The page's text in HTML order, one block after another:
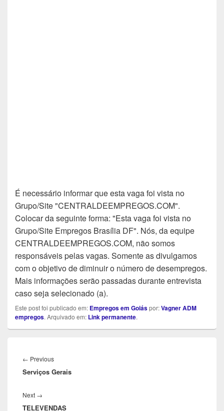
É necessário informar que esta vaga foi vista no
Grupo/Site "CENTRALDEEMPREGOS.COM".
Colocar da seguinte forma: "Esta vaga foi vista no
Grupo/Site Empregos Brasília DF". Nós, da equipe
CENTRALDEEMPREGOS.COM, não somos
responsáveis pelas vagas. Somente as divulgamos
com o objetivo de diminuir o número de desempregos.
Mais informações serão passadas durante entrevista
caso seja selecionado (a).
Este post foi publicado em: Empregos em Goiáspor:Vagner ADM
empregos. Arquivado em: Link permanente.
de
Post
← PreviousPrevious
post:
Serviços Gerais
Next →
post:
TELEVENDAS